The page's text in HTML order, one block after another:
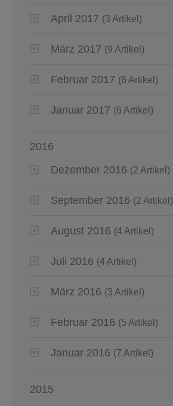
April 2017 (3 Artikel)
März 2017 (9 Artikel)
Februar 2017 (6 Artikel)
Januar 2017 (6 Artikel)
2016
Dezember 2016 (2 Artikel)
September 2016 (2 Artikel)
August 2016 (4 Artikel)
Juli 2016 (4 Artikel)
März 2016 (3 Artikel)
Februar 2016 (5 Artikel)
Januar 2016 (7 Artikel)
2015